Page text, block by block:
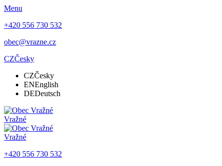
Menu
+420 556 730 532
obec@vrazne.cz
CZČesky
CZČesky
ENEnglish
DEDeutsch
Vražné
Vražné
+420 556 730 532